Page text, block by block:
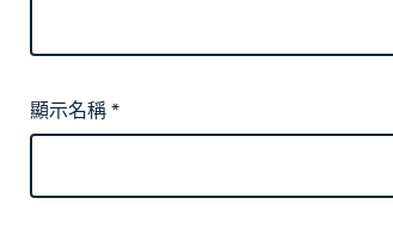
顯示名稱*